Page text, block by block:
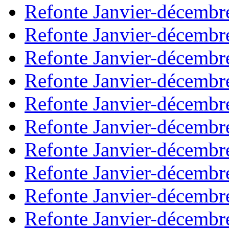
Refonte Janvier-
Refonte Janvier-
Refonte Janvier-
Refonte Janvier-
Refonte Janvier-
Refonte Janvier-
Refonte Janvier-
Refonte Janvier-
Refonte Janvier-
Refonte Janvier-